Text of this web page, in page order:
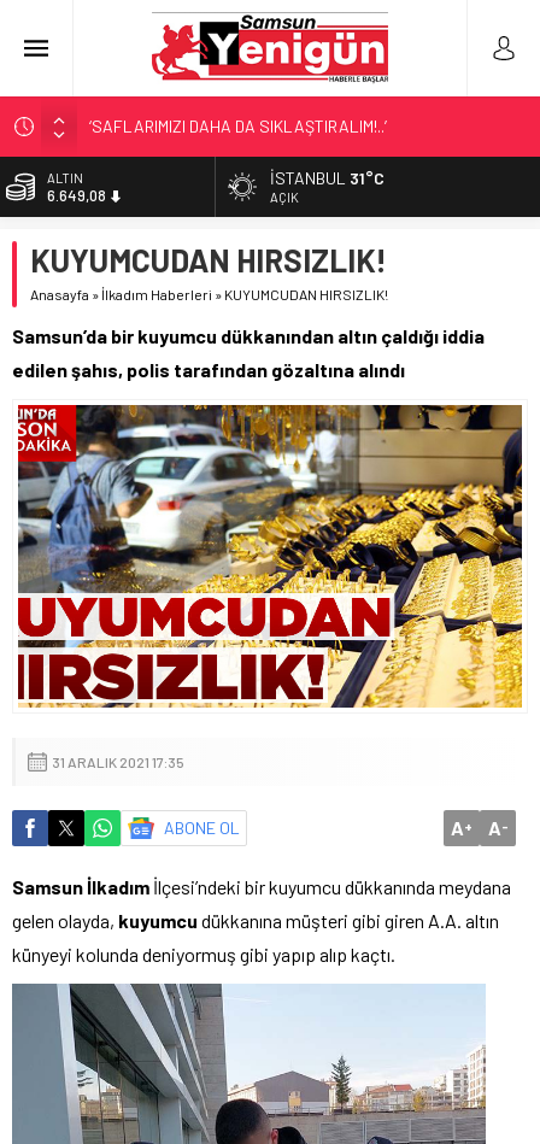
‘SAFLARIMIZI DAHA DA SIKLAŞTIRALIM!..’
SAMSUN’DA ‘DOSTLUK’ GÖSTERİSİ!
BİR SAMSUN KLASİĞİ!
LÖSEV’İN KAHRAMANLARI!
ALTIN
6.649,08
13.879,11
DOLAR
55,1592
İSTANBUL 31°C
AÇIK
KUYUMCUDAN HIRSIZLIK!
Anasayfa » İlkadım Haberleri » KUYUMCUDAN HIRSIZLIK!
Samsun’da bir kuyumcu dükkanından altın çaldığı iddia
edilen şahıs, polis tarafından gözaltına alındı
31 ARALIK 2021 17:35
ABONE OL A+ A-
Samsunİlkadım İlçesi’ndeki bir kuyumcu dükkanında meydana
gelen olayda, kuyumcu dükkanına müşteri gibi giren A.A. altın
künyeyi kolunda deniyormuş gibi yapıp alıp kaçtı.